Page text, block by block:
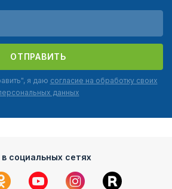
ОТПРАВИТЬ
я даю согласие на обработку своих
данных
социальных сетях